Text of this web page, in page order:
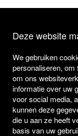
Deze website
We gebruiken
personaliseren, om
om ons
informatie over uw
voor social media,
kunnen deze
die u aan ze heeft
basis van uw